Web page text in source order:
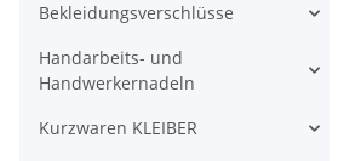
Bekleidungsverschlüsse
Handarbeits- und
Handwerkernadeln
Kurzwaren KLEIBER